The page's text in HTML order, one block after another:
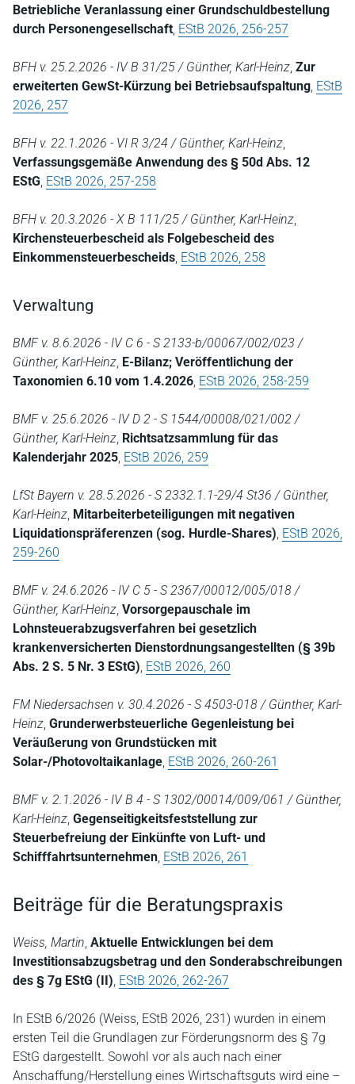
Betriebliche Veranlassung einer Grundschuldbestellung
durch Personengesellschaft, EStB 2026, 256-257
BFH v. 25.2.2026 - IV B 31/25 / Günther, Karl-Heinz, Zur
erweiterten GewSt-Kürzung bei Betriebsaufspaltung, EStB
2026, 257
BFH v. 22.1.2026 - VI R 3/24 / Günther, Karl-Heinz,
Verfassungsgemäße Anwendung des § 50d Abs. 12
EStG, EStB 2026, 257-258
BFH v. 20.3.2026 - X B 111/25 / Günther, Karl-Heinz,
Kirchensteuerbescheid als Folgebescheid des
Einkommensteuerbescheids, EStB 2026, 258
Verwaltung
BMF v. 8.6.2026 - IV C 6 - S 2133-b/00067/002/023 /
Günther, Karl-Heinz, E-Bilanz; Veröffentlichung der
Taxonomien 6.10 vom 1.4.2026, EStB 2026, 258-259
BMF v. 25.6.2026 - IV D 2 - S 1544/00008/021/002 /
Günther, Karl-Heinz, Richtsatzsammlung für das
Kalenderjahr 2025, EStB 2026, 259
LfSt Bayern v. 28.5.2026 - S 2332.1.1-29/4 St36 / Günther,
Karl-Heinz, Mitarbeiterbeteiligungen mit negativen
Liquidationspräferenzen (sog. Hurdle-Shares), EStB 2026,
259-260
BMF v. 24.6.2026 - IV C 5 - S 2367/00012/005/018 /
Günther, Karl-Heinz, Vorsorgepauschale im
Lohnsteuerabzugsverfahren bei gesetzlich
krankenversicherten Dienstordnungsangestellten (§ 39b
Abs. 2 S. 5 Nr. 3 EStG), EStB 2026, 260
FM Niedersachsen v. 30.4.2026 - S 4503-018 / Günther, Karl-
Heinz, Grunderwerbsteuerliche Gegenleistung bei
Veräußerung von Grundstücken mit
Solar-/Photovoltaikanlage, EStB 2026, 260-261
BMF v. 2.1.2026 - IV B 4 - S 1302/00014/009/061 / Günther,
Karl-Heinz, Gegenseitigkeitsfeststellung zur
Steuerbefreiung der Einkünfte von Luft- und
Schifffahrtsunternehmen, EStB 2026, 261
Beiträge für die Beratungspraxis
Weiss, Martin, Aktuelle Entwicklungen bei dem
Investitionsabzugsbetrag und den Sonderabschreibungen
des § 7g EStG (II), EStB 2026, 262-267
In EStB 6/2026 (Weiss, EStB 2026, 231) wurden in einem
ersten Teil die Grundlagen zur Förderungsnorm des § 7g
EStG dargestellt. Sowohl vor als auch nach einer
Anschaffung/Herstellung eines Wirtschaftsguts wird eine –